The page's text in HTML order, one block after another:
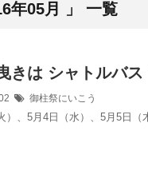
年05月 」 一覧
きは シャトルバス
御柱祭にいこう
、5月4日（水）、5月5日（